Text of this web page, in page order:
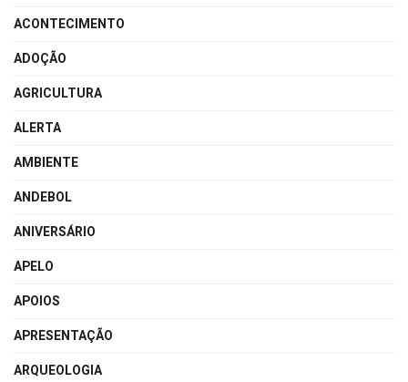
ACONTECIMENTO
ADOÇÃO
AGRICULTURA
ALERTA
AMBIENTE
ANDEBOL
ANIVERSÁRIO
APELO
APOIOS
APRESENTAÇÃO
ARQUEOLOGIA